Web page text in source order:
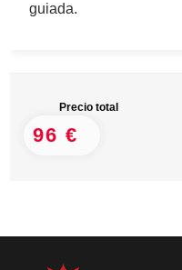
guiada.
Precio total
96 €